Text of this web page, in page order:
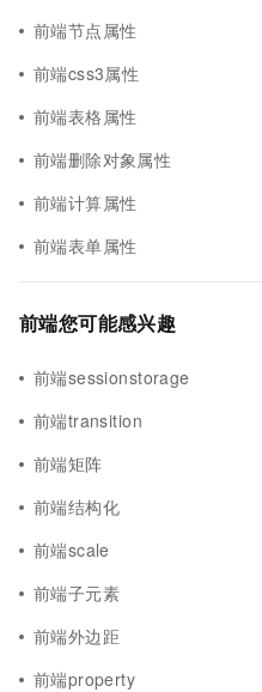
前端节点属性
前端css3属性
前端表格属性
前端删除对象属性
前端计算属性
前端表单属性
前端您可能感兴趣
前端sessionstorage
前端transition
前端矩阵
前端结构化
前端scale
前端子元素
前端外边距
前端property